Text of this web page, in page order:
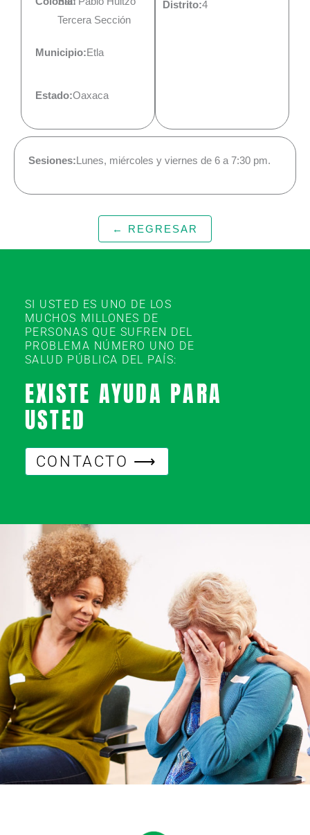
Tercera Sección
Municipio:Etla
Estado:Oaxaca
Distrito:4
Sesiones:Lunes, miércoles y viernes de 6 a 7:30 pm.
← REGRESAR
SI USTED ES UNO DE LOS
MUCHOS MILLONES DE
PERSONAS QUE SUFREN DEL
PROBLEMA NÚMERO UNO DE
SALUD PÚBLICA DEL PAÍS:
EXISTE AYUDA PARA
USTED
CONTACTO ⟶